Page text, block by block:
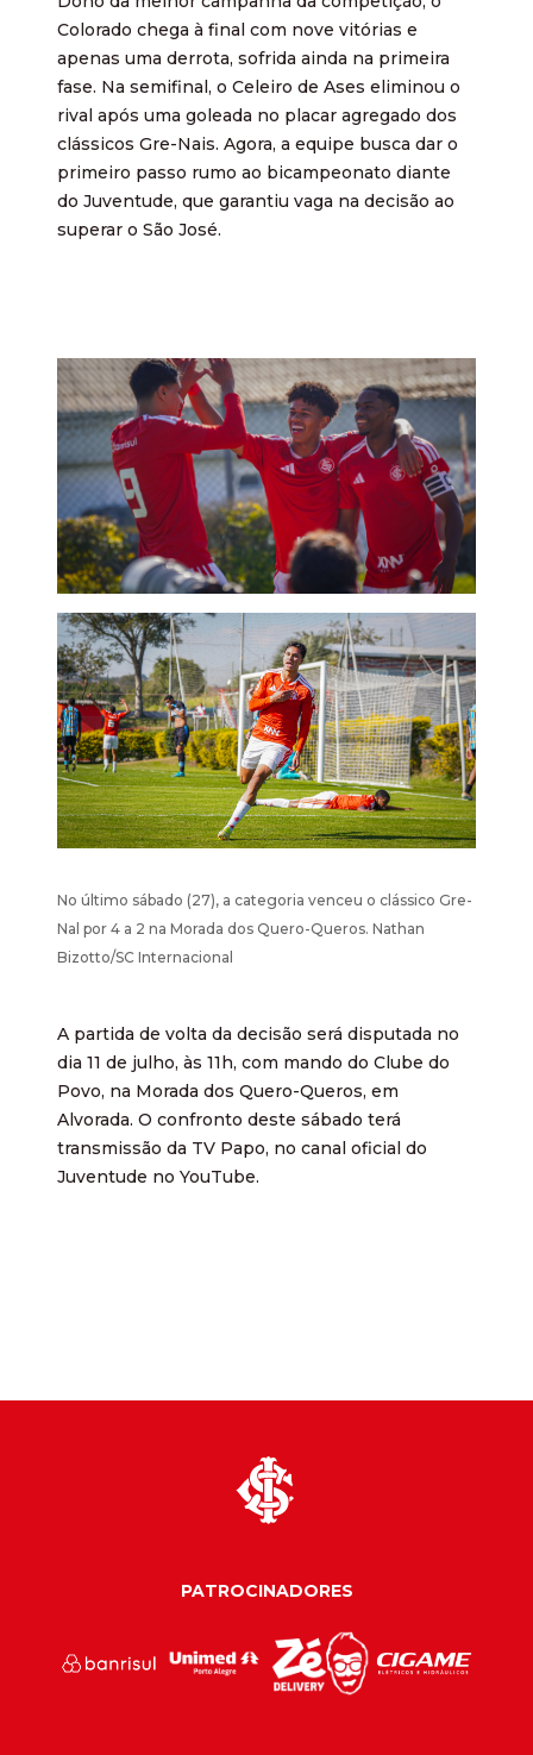
Colorado chega à final com nove vitórias e
apenas uma derrota, sofrida ainda na primeira
fase. Na semifinal, o Celeiro de Ases eliminou o
rival após uma goleada no placar agregado dos
clássicos Gre-Nais. Agora, a equipe busca dar o
primeiro passo rumo ao bicampeonato diante
do Juventude, que garantiu vaga na decisão ao
superar o São José.
No último sábado (27), a categoria venceu o clássico Gre-
Nal por 4 a 2 na Morada dos Quero-Queros. Nathan
Bizotto/SC Internacional
A partida de volta da decisão será disputada no
dia 11 de julho, às 11h, com mando do Clube do
Povo, na Morada dos Quero-Queros, em
Alvorada. O confronto deste sábado terá
transmissão da TV Papo, no canal oficial do
Juventude no YouTube.
PATROCINADORES